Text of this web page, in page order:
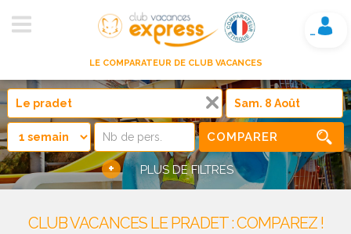
LE COMPARATEUR DE CLUB VACANCES
Mon compte
COMPARER
+ PLUS DE FILTRES
CLUB VACANCES LE PRADET : COMPAREZ !